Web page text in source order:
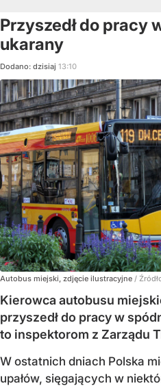
Przyszedł do pracy
ukarany
Dodano: dzisiaj 13:10
Autobus miejski, zdjęcie ilustracyjne /
Kierowca autobusu
przyszedł do pracy w
to inspektorom z Zarządu
W ostatnich dniach Polska
upałów, sięgających w